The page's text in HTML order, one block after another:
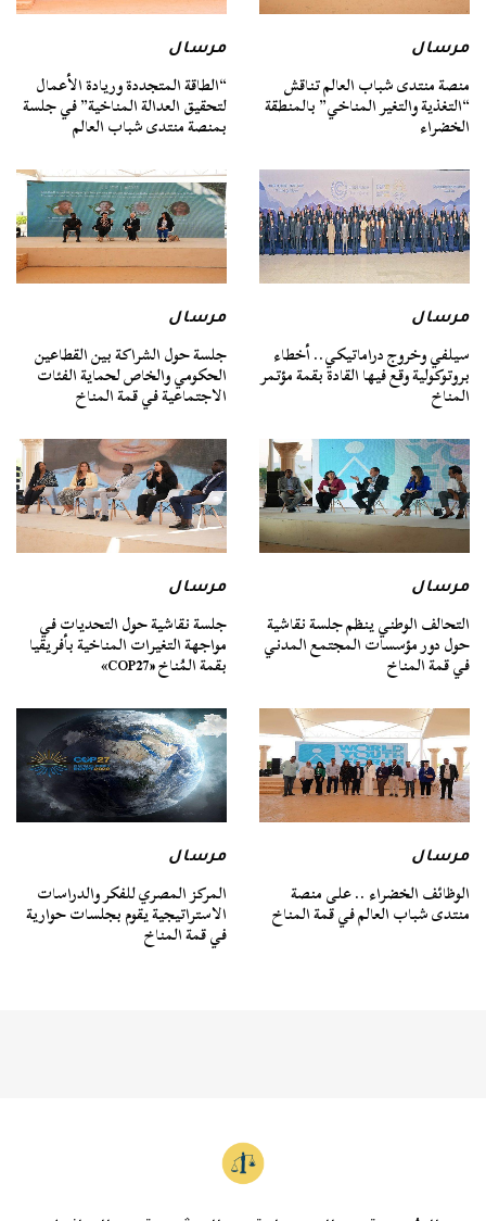
مرسال
منصة منتدى شباب العالم تناقش
“التغذية والتغير المناخي” بالمنطقة
الخضراء
مرسال
“الطاقة المتجددة وريادة الأعمال
لتحقيق العدالة المناخية” في جلسة
بمنصة منتدى شباب العالم
مرسال
سيلفي وخروج دراماتيكي.. أخطاء
بروتوكولية وقع فيها القادة بقمة مؤتمر
المناخ
مرسال
جلسة حول الشراكة بين القطاعين
الحكومي والخاص لحماية الفئات
الاجتماعية في قمة المناخ
مرسال
التحالف الوطني ينظم جلسة نقاشية
حول دور مؤسسات المجتمع المدني
في قمة المناخ
مرسال
جلسة نقاشية حول التحديات في
مواجهة التغيرات المناخية بأفريقيا
بقمة المُناخ «COP27»
مرسال
الوظائف الخضراء .. على منصة
منتدى شباب العالم في قمة المناخ
مرسال
المركز المصري للفكر والدراسات
الاستراتيجية يقوم بجلسات حوارية
في قمة المناخ